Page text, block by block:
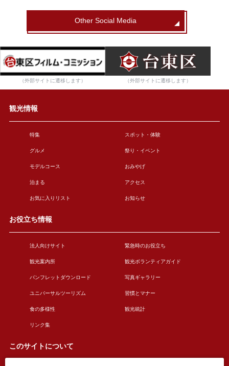
Other Social Media
（外部サイトに遷移します） （外部サイトに遷移します）
観光情報
特集 スポット・体験
グルメ 祭り・イベント
モデルコース おみやげ
泊まる アクセス
お気に入りリスト お知らせ
お役立ち情報
法人向けサイト 緊急時のお役立ち
観光案内所 観光ボランティアガイド
パンフレットダウンロード 写真ギャラリー
ユニバーサルツーリズム 習慣とマナー
食の多様性 観光統計
リンク集
このサイトについて